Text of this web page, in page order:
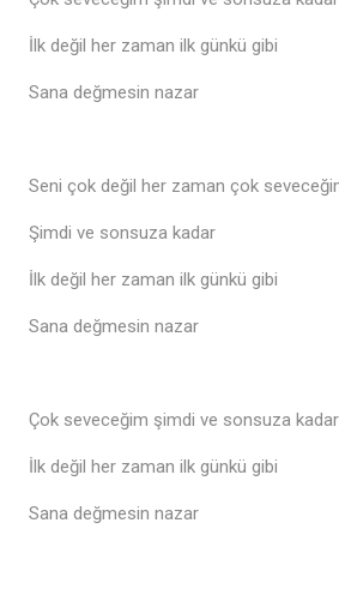
İlk değil her zaman ilk günkü gibi
Sana değmesin nazar
Seni çok değil her zaman çok
Şimdi ve sonsuza kadar
İlk değil her zaman ilk günkü gibi
Sana değmesin nazar
Çok seveceğim şimdi ve sonsuza kadar
İlk değil her zaman ilk günkü gibi
Sana değmesin nazar